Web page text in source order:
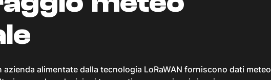
alimentate dalla tecnologia LoRaWAN forniscono dati meteo